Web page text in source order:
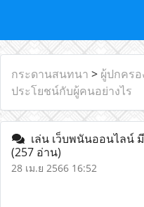
กระดานสนทนา > ผู้ปกครอ
ประโยชน์กับผู้คนอย่างไร
เล่น เว็บพนันออนไลน์
(257 อ่าน)
28 เม.ย 2566 16:52